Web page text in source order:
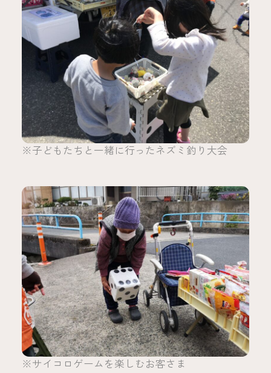
※子どもたちと一緒に行ったネズミ釣り大会
※サイコロゲームを楽しむお客さま